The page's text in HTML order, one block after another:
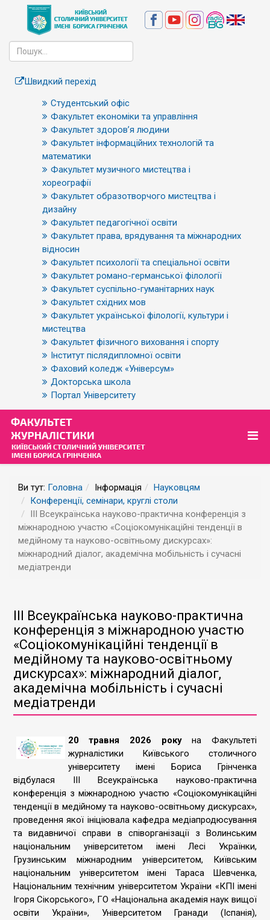
Швидкий перехід
Студентський офіс
Факультет економіки та управління
Факультет здоров’я людини
Факультет інформаційних технологій та
математики
Факультет музичного мистецтва і
хореографії
Факультет образотворчого мистецтва і
дизайну
Факультет педагогічної освіти
Факультет права, врядування та міжнародних
відносин
Факультет психології та спеціальної освіти
Факультет романо-германської філології
Факультет суспільно-гуманітарних наук
Факультет східних мов
Факультет української філології, культури і
мистецтва
Факультет фізичного виховання і спорту
Інститут післядипломної освіти
Фаховий коледж «Універсум»
Докторська школа
Портал Університету
Ви тут: Головна Інформація
Науковцям
Конференції, семінари, круглі столи
ІІІ Всеукраїнська науково-практична конференція з
міжнародною участю «Соціокомунікаційні тенденції в
медійному та науково-освітньому дискурсах»:
міжнародний діалог, академічна мобільність і сучасні
медіатренди
ІІІ Всеукраїнська науково-практична
конференція з міжнародною участю
«Соціокомунікаційні тенденції в
медійному та науково-освітньому
дискурсах»: міжнародний діалог,
академічна мобільність і сучасні
медіатренди
20 травня 2026 рокуна Факультеті
журналістики Київського столичного
університету імені Бориса Грінченка
відбулася ІІІ Всеукраїнська науково-практична
конференція з міжнародною участю «Соціокомунікаційні
тенденції в медійному та науково-освітньому дискурсах»,
проведення якої ініціювала кафедра медіапродюсування
та видавничої справи в співорганізації з Волинським
національним університетом імені Лесі Українки,
Грузинським міжнародним університетом, Київським
національним університетом імені Тараса Шевченка,
Національним технічним університетом України «КПІ імені
Ігоря Сікорського», ГО «Національна академія наук вищої
освіти України», Університетом Гранади (Іспанія),